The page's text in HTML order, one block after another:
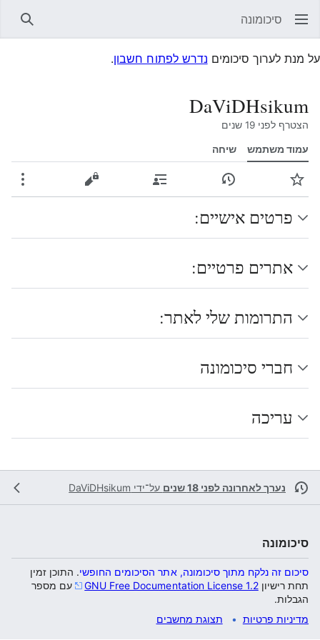
סיכומונה
על מנת לערוך סיכומים נדרש לפתוח חשבון.
DaViDHsikum
הצטרף לפני 19 שנים
עמוד משתמש שיחה
עקוב גרסאות קודמותתרומות הצגת מקור עוד
פרטים אישיים:
אתרים פרטיים:
התרומות שלי לאתר:
חברי סיכומונה
עריכה
נערך לאחרונה לפני 18 שנים על־ידי DaViDHsikum
סיכומונה
סיכום זה נלקח מתוך סיכומונה, אתר הסיכומים החופשי. התוכן זמין
תחת רישיוןGNU Free Documentation License 1.2
עם מספר
הגבלות.
מדיניות פרטיות
תצוגת מחשבים